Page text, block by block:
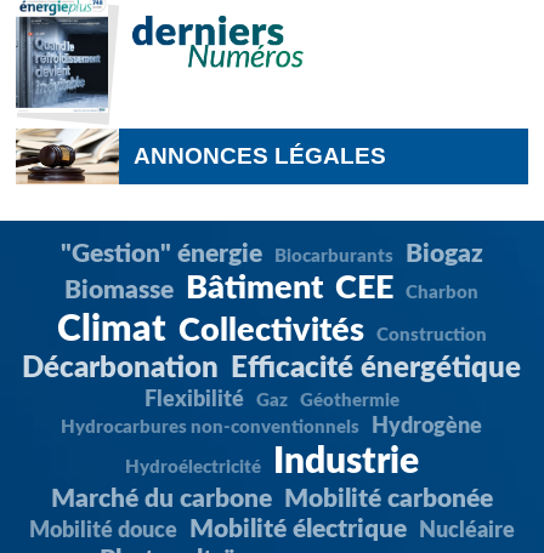
ANNONCES LÉGALES
"Gestion" énergie Biocarburants
Biogaz
Biomasse
Bâtiment CEE Charbon
Climat Collectivités Construction
Décarbonation Efficacité énergétique
Flexibilité Gaz
Géothermie
Hydrocarbures non-conventionnels
Hydrogène
Hydroélectricité Industrie
Marché du carbone Mobilité carbonée
Mobilité douce Mobilité électrique Nucléaire